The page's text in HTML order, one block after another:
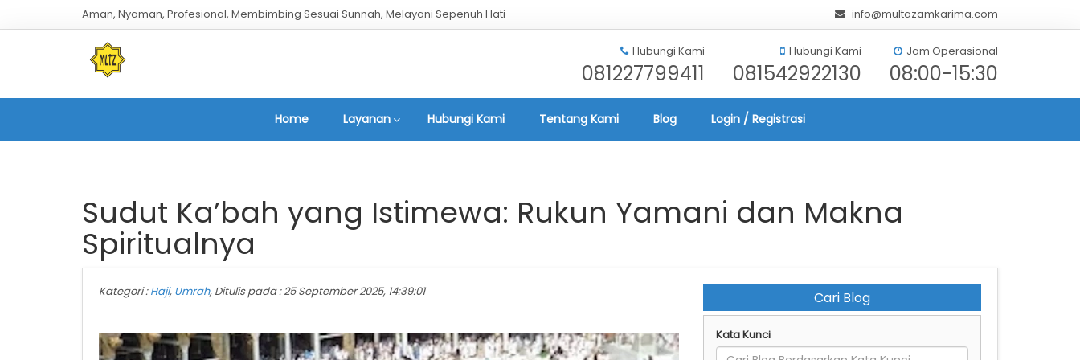
Aman, Nyaman, Profesional, Membimbing Sesuai Sunnah, Melayani Sepenuh Hati info@multazamkarima.com
Hubungi Kami
081227799411
Hubungi Kami
081542922130
Jam Operasional
08:00-15:30
Home Layanan Hubungi Kami Tentang Kami Blog Login / Registrasi
Sudut Ka’bah yang Istimewa: Rukun Yamani dan Makna
Spiritualnya
Kategori :Haji, Umrah, Ditulis pada : 25 September 2025, 14:39:01 Cari Blog
Kata Kunci